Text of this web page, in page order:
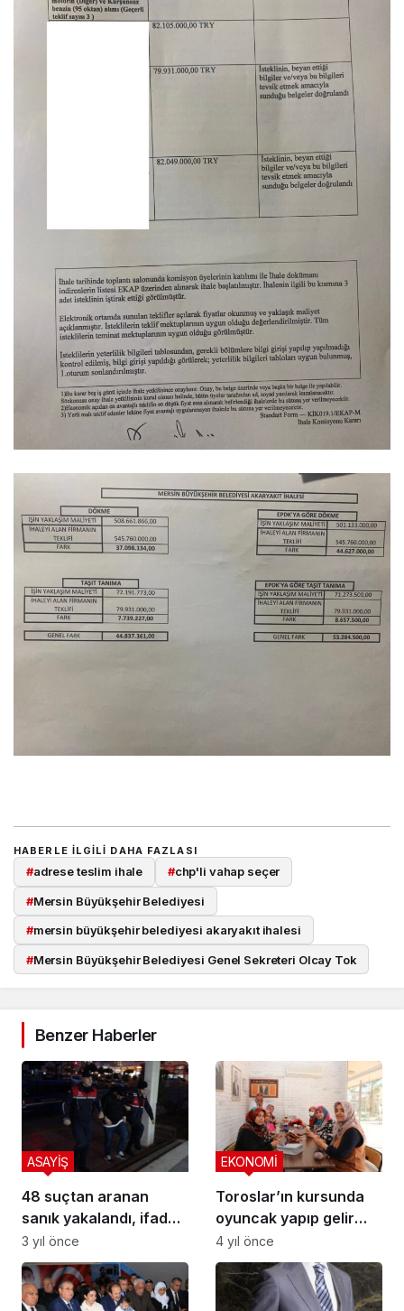
HABERLE ILGILI DAHA FAZLASI
#adrese teslim ihale #chp'li vahap seçer
#Mersin Büyükşehir Belediyesi
#mersin büyükşehir belediyesi akaryakıt ihalesi
#Mersin Büyükşehir Belediyesi Genel Sekreteri Olcay Tok
Benzer Haberler
48 suçtan aranan
sanık yakalandı, ifadesi
5 gün sürdü
ASAYİŞ
3 yıl önce
Toroslar’ın kursunda
oyuncak yapıp gelir
sağlıyorlar
EKONOMİ
4 yıl önce